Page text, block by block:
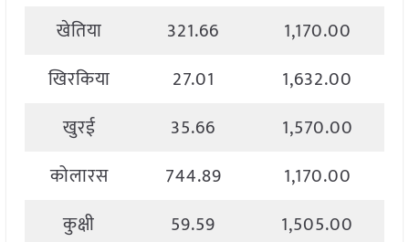
खेतिया
321.66
1,170.00
खिरकिया
27.01
1,632.00
खुरई
35.66
1,570.00
कोलारस
744.89
1,170.00
कुक्षी
59.59
1,505.00